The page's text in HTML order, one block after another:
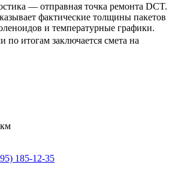
— отправная точка ремонта DCT.
фактические толщины пакетов
и температурные графики.
итогам заключается смета на
185-12-35